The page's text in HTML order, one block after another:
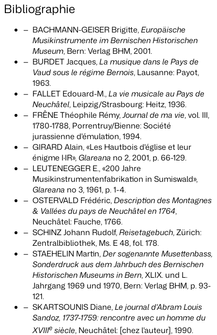
Bibliographie
BACHMANN-GEISER Brigitte,Europäische
Musikinstrumente im Bernischen Historischen
Museum, Bern: Verlag BHM, 2001.
BURDET Jacques,La musique dans le Pays de
Vaud sous le régime Bernois, Lausanne: Payot,
1963.
FALLET Edouard-M.,La vie musicale au Pays de
Neuchâtel, Leipzig/Strasbourg: Heitz, 1936.
FRÊNE Théophile Rémy,Journal de ma vie, vol. III,
1780-1788, Porrentruy/Bienne: Société
jurassienne d'émulation, 1994.
GIRARD Alain, «Les Hautbois d'église et leur
énigme I·IR», Glareana no 2, 2001, p. 66-129.
LEUTENEGGER E., «200 Jahre
Musikinstrumentenfabrikation in Sumiswald»,
Glareana no 3, 1961, p. 1-4.
OSTERVALD Frédéric,Description des Montagnes
& Vallées du pays de Neuchâtel en 1764,
Neuchâtel: Fauche, 1766.
SCHINZ Johann Rudolf,Reisetagebuch, Zürich:
Zentralbibliothek, Ms. E 48, fol. 178.
STAEHELIN Martin,Der sogenannte Musettenbass,
Sonderdruck aus dem Jahrbuch des Bernischen
Historischen Museums in Bern, XLIX. und L.
Jahrgang 1969 und 1970, Bern: Verlag BHM, p. 93-
121.
SKARTSOUNIS Diane,Le journal d'Abram Louis
Sandoz, 1737-1759: rencontre avec un homme du
XVIIIe siècle, Neuchâtel: [chez l'auteur], 1990.